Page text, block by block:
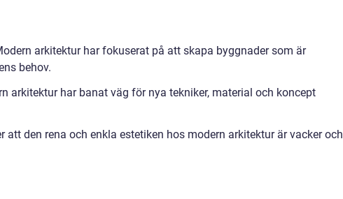
arkitektur har fokuserat på att skapa byggnader som är
behov.
arkitektur har banat väg för nya tekniker, material och koncept
den rena och enkla estetiken hos modern arkitektur är vacker och